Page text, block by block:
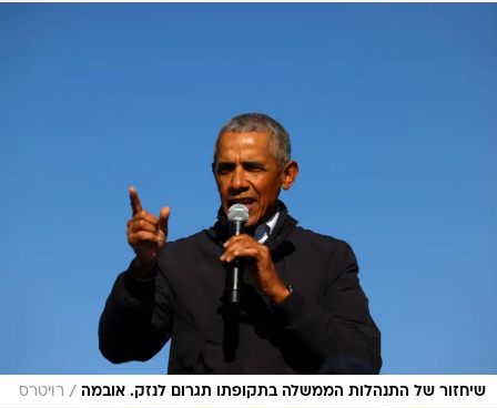
שיחזור של התנהלות הממשלה בתקופתו תגרום לנזק. אובמה / רויטרס